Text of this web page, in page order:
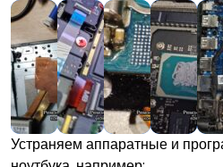
Устраняем аппаратные и